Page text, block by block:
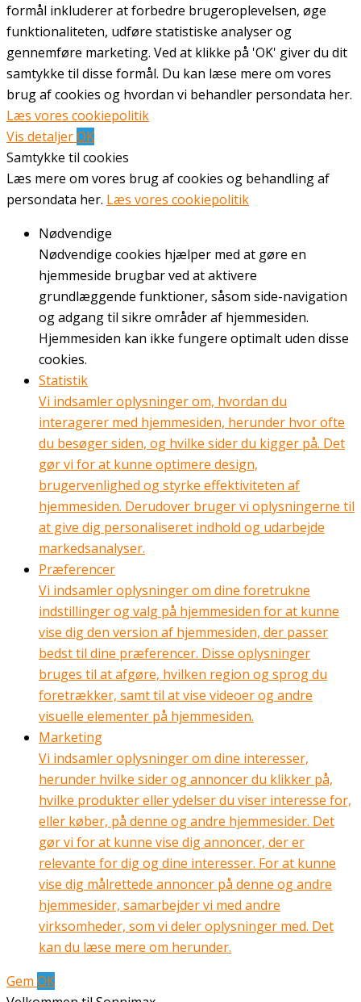
formål inkluderer at forbedre brugeroplevelsen, øge
funktionaliteten, udføre statistiske analyser og
gennemføre marketing. Ved at klikke på 'OK' giver du dit
samtykke til disse formål. Du kan læse mere om vores
brug af cookies og hvordan vi behandler persondata her.
Læs vores cookiepolitik
Vis detaljerOK
Samtykke til cookies
Læs mere om vores brug af cookies og behandling af
persondata her. Læs vores cookiepolitik
Nødvendige
Nødvendige cookies hjælper med at gøre en
hjemmeside brugbar ved at aktivere
grundlæggende funktioner, såsom side-navigation
og adgang til sikre områder af hjemmesiden.
Hjemmesiden kan ikke fungere optimalt uden disse
cookies.
Statistik
Vi indsamler oplysninger om, hvordan du
interagerer med hjemmesiden, herunder hvor ofte
du besøger siden, og hvilke sider du kigger på. Det
gør vi for at kunne optimere design,
brugervenlighed og styrke effektiviteten af
hjemmesiden. Derudover bruger vi oplysningerne til
at give dig personaliseret indhold og udarbejde
markedsanalyser.
Præferencer
Vi indsamler oplysninger om dine foretrukne
indstillinger og valg på hjemmesiden for at kunne
vise dig den version af hjemmesiden, der passer
bedst til dine præferencer. Disse oplysninger
bruges til at afgøre, hvilken region og sprog du
foretrækker, samt til at vise videoer og andre
visuelle elementer på hjemmesiden.
Marketing
Vi indsamler oplysninger om dine interesser,
herunder hvilke sider og annoncer du klikker på,
hvilke produkter eller ydelser du viser interesse for,
eller køber, på denne og andre hjemmesider. Det
gør vi for at kunne vise dig annoncer, der er
relevante for dig og dine interesser. For at kunne
vise dig målrettede annoncer på denne og andre
hjemmesider, samarbejder vi med andre
virksomheder, som vi deler oplysninger med. Det
kan du læse mere om herunder.
Gem OK